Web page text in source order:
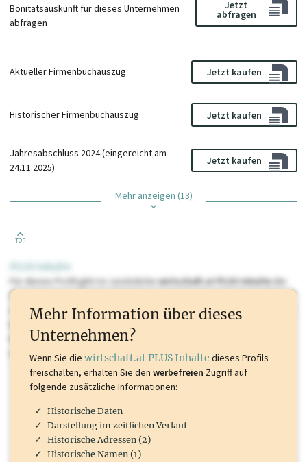
Bonitätsauskunft für dieses Unternehmen
abfragen
Jetzt
abfragen
Aktueller Firmenbuchauszug Jetzt kaufen
Historischer Firmenbuchauszug Jetzt kaufen
Jahresabschluss 2024 (eingereicht am
24.11.2025)
Jetzt kaufen
Mehr anzeigen (13)
TOP
PLUS Inhalte
Für dieses Profil gibt es zusätzlichewirtschaft.at PLUS Inhaltedie
Sie momentan nicht einsehen können. Schalten Sie dieses Profil frei
oder loggen Sie sich ein um diese Inhalte zu sehen. wirtschaft.at PLUS
Marken, Patente, Rechtstatsachen, OTS-Aussendungen, und viele
mehr.
Mehr Information über dieses
Unternehmen?
Wenn Sie die wirtschaft.at PLUS Inhalte dieses Profils
freischalten, erhalten Sie den werbefreien Zugriff auf
folgende zusätzliche Informationen:
Historische Daten
Darstellung im zeitlichen Verlauf
Historische Adressen (2)
Historische Namen (1)